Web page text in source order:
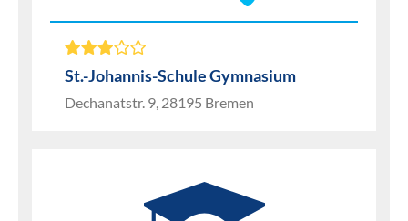
St.-Johannis-Schule Gymnasium
Dechanatstr. 9, 28195 Bremen